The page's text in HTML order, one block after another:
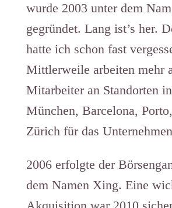
wurde 2003 unter dem
gegründet. Lang ist’s her.
hatte ich schon fast
Mittlerweile arbeiten mehr
Mitarbeiter an Standorten
München, Barcelona,
Zürich für das
2006 erfolgte der
dem Namen Xing. Eine